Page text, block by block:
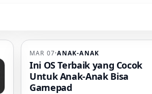
MAR 07·ANAK-ANAK
Ini OS Terbaik yang Cocok
Untuk Anak-Anak Bisa
Gamepad